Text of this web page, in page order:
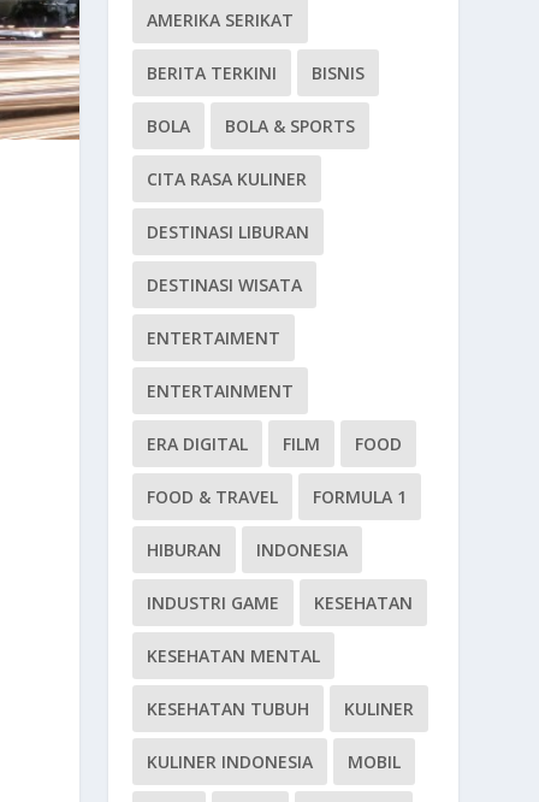
AMERIKA SERIKAT
BERITA TERKINI BISNIS
BOLA BOLA & SPORTS
CITA RASA KULINER
DESTINASI LIBURAN
DESTINASI WISATA
ENTERTAIMENT
ENTERTAINMENT
ERA DIGITAL FILM FOOD
FOOD & TRAVEL FORMULA 1
HIBURAN INDONESIA
INDUSTRI GAME KESEHATAN
KESEHATAN MENTAL
KESEHATAN TUBUH KULINER
KULINER INDONESIA MOBIL